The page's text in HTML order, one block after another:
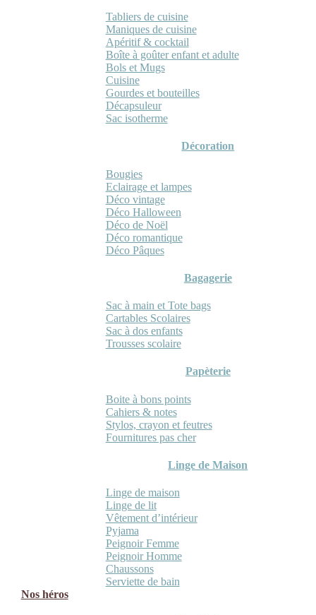
Tabliers de cuisine
Maniques de cuisine
Apéritif & cocktail
Boîte à goûter enfant et adulte
Bols et Mugs
Cuisine
Gourdes et bouteilles
Décapsuleur
Sac isotherme
Décoration
Bougies
Eclairage et lampes
Déco vintage
Déco Halloween
Déco de Noël
Déco romantique
Déco Pâques
Bagagerie
Sac à main et Tote bags
Cartables Scolaires
Sac à dos enfants
Trousses scolaire
Papèterie
Boite à bons points
Cahiers & notes
Stylos, crayon et feutres
Fournitures pas cher
Linge de Maison
Linge de maison
Linge de lit
Vêtement d’intérieur
Pyjama
Peignoir Femme
Peignoir Homme
Chaussons
Serviette de bain
Nos héros